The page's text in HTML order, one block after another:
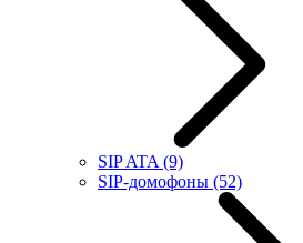
SIP ATA (9)
SIP-домофоны (52)